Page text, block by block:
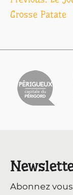
de
Grosse Patate
Abonnez